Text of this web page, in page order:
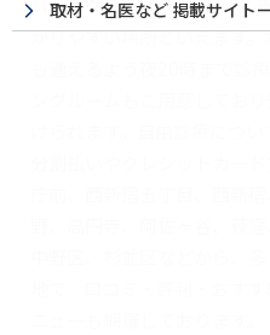
かりやすい場所といえます
取材・名医など 掲載サイト